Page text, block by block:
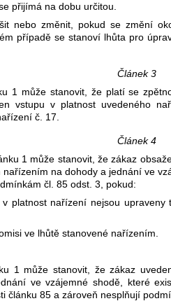
přijímá na dobu určitou.
nebo změnit, pokud se změní
případě se stanoví lhůta pro
Článek 3
1 může stanovit, že platí se
vstupu v platnost uvedeného
č. 17.
Článek 4
1 může stanovit, že zákaz
na dohody a jednání ve
čl. 85 odst. 3, pokud:
platnost nařízení nejsou
ve lhůtě stanovené nařízením.
1 může stanovit, že zákaz
ve vzájemné shodě, které
článku 85 a zároveň nesplňují